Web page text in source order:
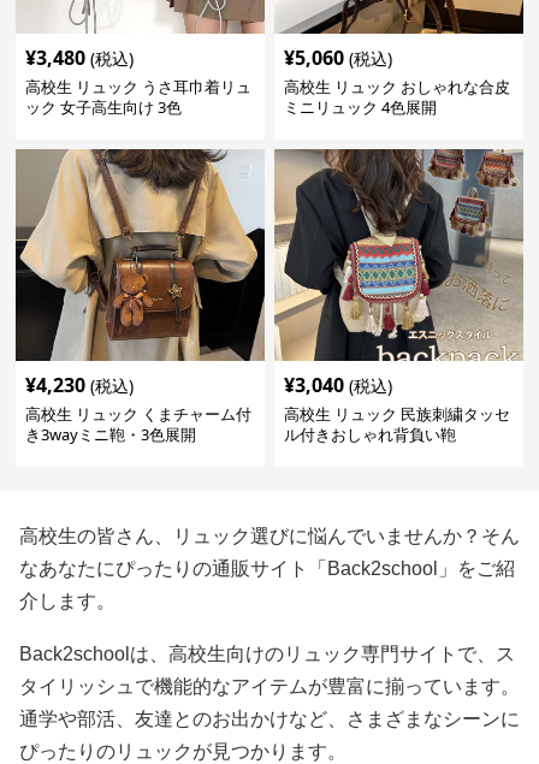
¥3,480 (税込)
高校生 リュック うさ耳巾着リュ
ック 女子高生向け 3色
¥5,060 (税込)
高校生 リュック おしゃれな合皮
ミニリュック 4色展開
¥4,230 (税込)
高校生 リュック くまチャーム付
き3wayミニ鞄・3色展開
¥3,040 (税込)
高校生 リュック 民族刺繍タッセ
ル付きおしゃれ背負い鞄
高校生の皆さん、リュック選びに悩んでいませんか？そん
なあなたにぴったりの通販サイト「Back2school」をご紹
介します。
Back2schoolは、高校生向けのリュック専門サイトで、ス
タイリッシュで機能的なアイテムが豊富に揃っています。
通学や部活、友達とのお出かけなど、さまざまなシーンに
ぴったりのリュックが見つかります。